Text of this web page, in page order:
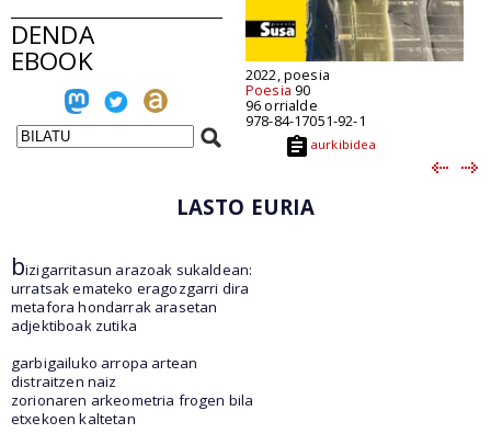
DENDA
EBOOK 2022, poesia
Poesia 90
96 orrialde
978-84-17051-92-1
aurkibidea
LASTO EURIA
bizigarritasun arazoak sukaldean:
urratsak emateko eragozgarri dira
metafora hondarrak arasetan
adjektiboak zutika
garbigailuko arropa artean
distraitzen naiz
zorionaren arkeometria frogen bila
etxekoen kaltetan